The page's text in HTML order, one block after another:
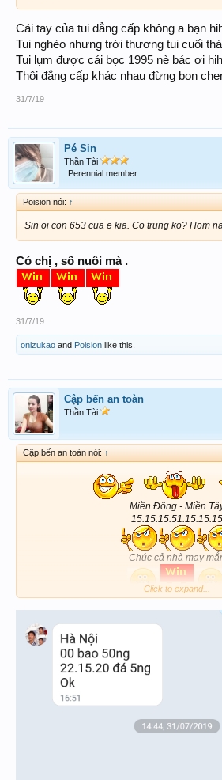
Cái tay của tui đẳng cấp không a bạn
Tui nghèo nhưng trời thương tui cuối
Tui lụm được cái bọc 1995 nè bác ơi
Thôi đẳng cấp khác nhau đừng bon
31/7/19
Pé Sin
Thần Tài
Perennial member
Poision nói: ↑
Sin oi con 653 cua e kia. Co trung ko? Hom
Có chị , số nuôi mà .
31/7/19
onizukao and Poision like this.
Cập bến an toàn
Thần Tài
Cập bến an toàn nói: ↑
Miền Đông - Miền
15.15.15.51.15.15.15
Chúc cả nhà may
Click to expand...